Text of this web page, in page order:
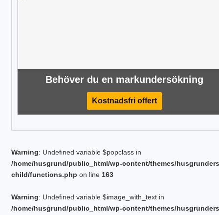
Behöver du en markundersökning
Kostnadsfri offert
Warning: Undefined variable $popclass in
/home/husgrund/public_html/wp-content/themes/
child/functions.php on line 163
Warning: Undefined variable $image_with_text in
/home/husgrund/public_html/wp-content/themes/